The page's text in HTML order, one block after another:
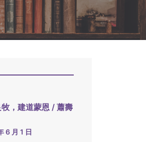
，建道蒙恩 / 蕭壽
6 月 1 日